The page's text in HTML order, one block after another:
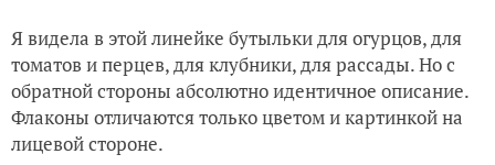
Я видела в этой линейке бутыльки для огурцов, для
томатов и перцев, для клубники, для рассады. Но с
обратной стороны абсолютно идентичное описание.
Флаконы отличаются только цветом и картинкой на
лицевой стороне.